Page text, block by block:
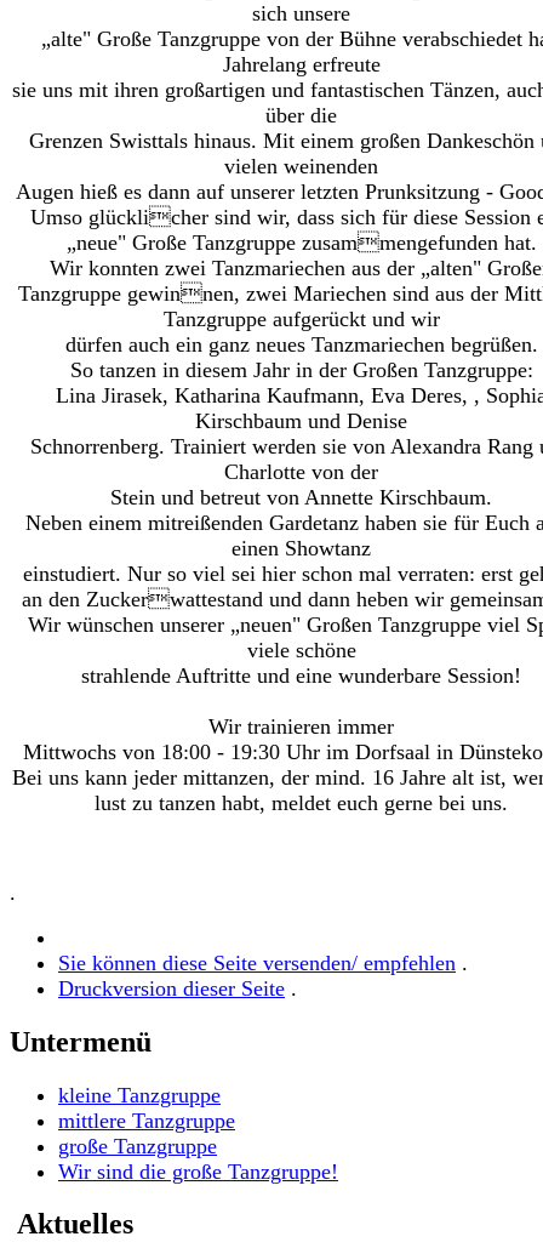
sich unsere
„alte" Große Tanzgruppe von der Bühne verabschiedet
Jahrelang erfreute
sie uns mit ihren großartigen und fantastischen Tänzen,
über die
Grenzen Swisttals hinaus. Mit einem großen Dankeschön
vielen weinenden
Augen hieß es dann auf unserer letzten Prunksitzung -
Umso glücklicher sind wir, dass sich für diese Session
„neue" Große Tanzgruppe zusammengefunden hat.
Wir konnten zwei Tanzmariechen aus der „alten"
Tanzgruppe gewinnen, zwei Mariechen sind aus der
Tanzgruppe aufgerückt und wir
dürfen auch ein ganz neues Tanzmariechen begrüßen.
So tanzen in diesem Jahr in der Großen Tanzgruppe:
Lina Jirasek, Katharina Kaufmann, Eva Deres, ,
Kirschbaum und Denise
Schnorrenberg. Trainiert werden sie von Alexandra Rang
Charlotte von der
Stein und betreut von Annette Kirschbaum.
Neben einem mitreißenden Gardetanz haben sie für Euch
einen Showtanz
einstudiert. Nur so viel sei hier schon mal verraten: erst
an den Zuckerwattestand und dann heben wir
Wir wünschen unserer „neuen" Großen Tanzgruppe viel
viele schöne
strahlende Auftritte und eine wunderbare Session!
Wir trainieren immer
Mittwochs von 18:00 - 19:30 Uhr im Dorfsaal in
Bei uns kann jeder mittanzen, der mind. 16 Jahre alt ist,
lust zu tanzen habt, meldet euch gerne bei uns.
.
Sie können diese Seite versenden/ empfehlen .
Druckversion dieser Seite .
Untermenü
kleine Tanzgruppe
mittlere Tanzgruppe
große Tanzgruppe
Wir sind die große Tanzgruppe!
Aktuelles